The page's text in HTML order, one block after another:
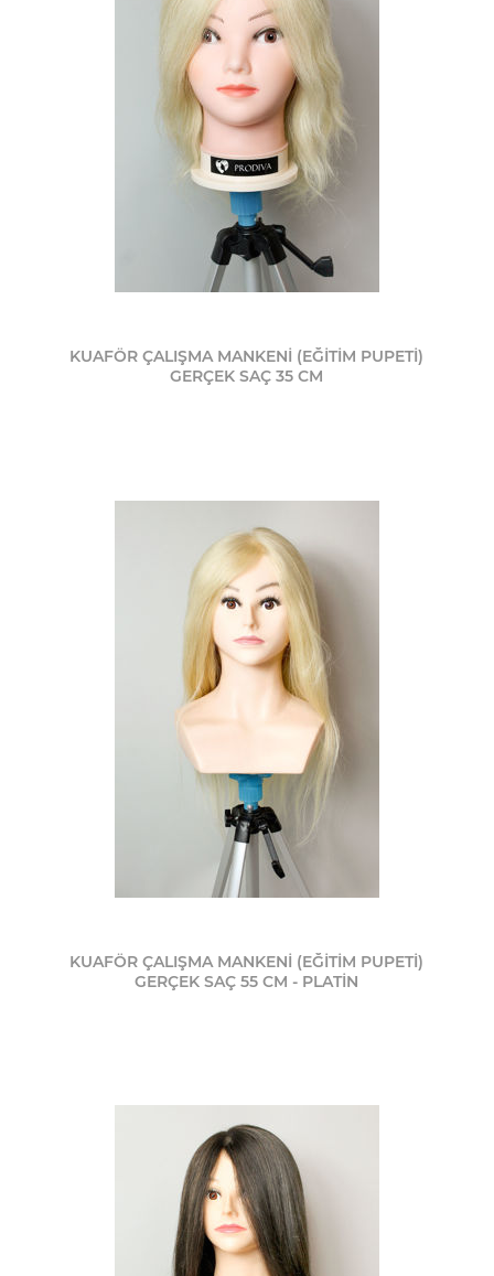
KUAFÖR ÇALIŞMA MANKENİ (EĞİTİM PUPETİ)
GERÇEK SAÇ 35 CM
KUAFÖR ÇALIŞMA MANKENİ (EĞİTİM PUPETİ)
GERÇEK SAÇ 55 CM - PLATİN